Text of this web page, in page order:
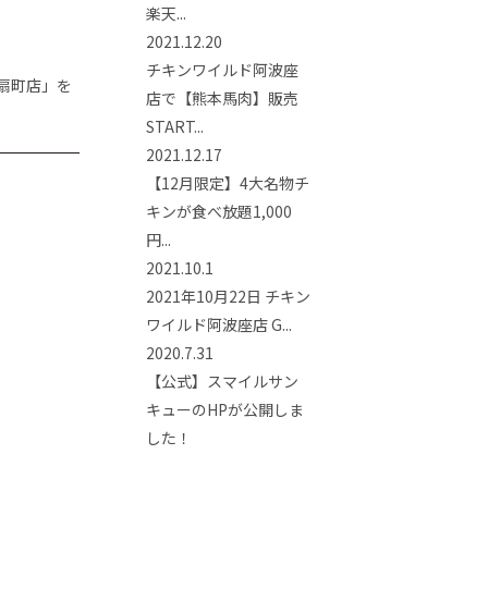
町店」を
楽天...
2021.12.20
チキンワイルド阿波座
店で【熊本馬肉】販売
START...
2021.12.17
【12月限定】4大名物チ
キンが食べ放題1,000
円...
2021.10.1
2021年10月22日 チキン
ワイルド阿波座店 G...
2020.7.31
【公式】スマイルサン
キューのHPが公開しま
した！